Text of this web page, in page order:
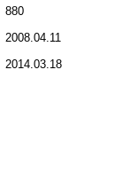
880
2008.04.11
2014.03.18